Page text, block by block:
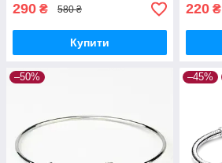
290 ₴ 580 ₴
Купити
220 ₴
–50% –45%